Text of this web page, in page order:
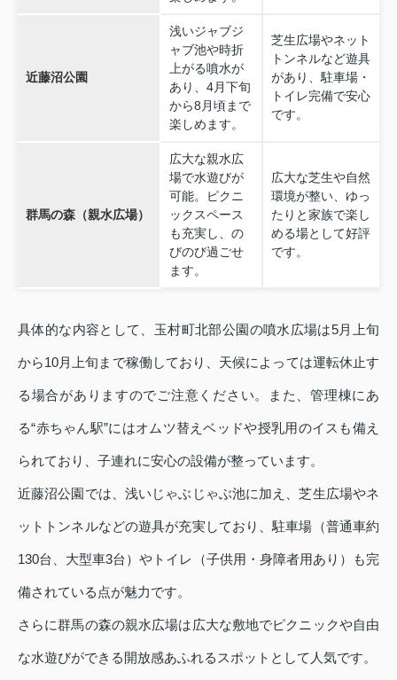
近藤沼公園
浅いジャブジ
ャブ池や時折
上がる噴水が
あり、4月下旬
から8月頃まで
楽しめます。
芝生広場やネット
トンネルなど遊具
があり、駐車場・
トイレ完備で安心
です。
群馬の森（親水広場）
広大な親水広
場で水遊びが
可能。ピクニ
ックスペース
も充実し、の
びのび過ごせ
ます。
広大な芝生や自然
環境が整い、ゆっ
たりと家族で楽し
める場として好評
です。
具体的な内容として、玉村町北部公園の噴水広場は5月上旬
から10月上旬まで稼働しており、天候によっては運転休止す
る場合がありますのでご注意ください。また、管理棟にあ
る“赤ちゃん駅”にはオムツ替えベッドや授乳用のイスも備え
られており、子連れに安心の設備が整っています。
近藤沼公園では、浅いじゃぶじゃぶ池に加え、芝生広場やネ
ットトンネルなどの遊具が充実しており、駐車場（普通車約
130台、大型車3台）やトイレ（子供用・身障者用あり）も完
備されている点が魅力です。
さらに群馬の森の親水広場は広大な敷地でピクニックや自由
な水遊びができる開放感あふれるスポットとして人気です。